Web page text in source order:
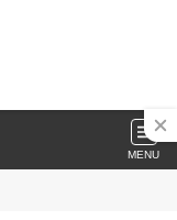
MENU